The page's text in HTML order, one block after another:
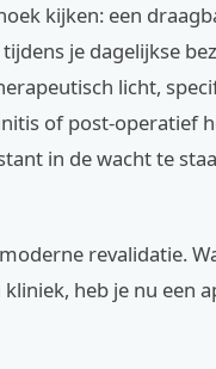
kijken: een
je dagelijkse
licht,
of post-operatief
in de wacht te
revalidatie.
heb je nu een